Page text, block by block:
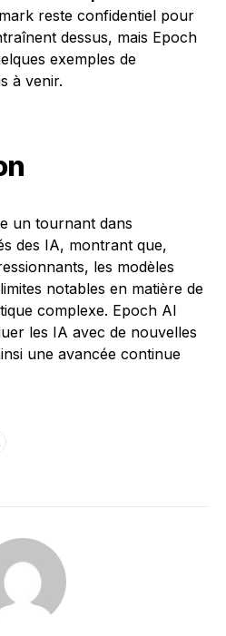
reste confidentiel pour
dessus, mais Epoch
exemples de
à venir.
un tournant dans
des IA, montrant que,
les modèles
notables en matière de
complexe. Epoch AI
les IA avec de nouvelles
une avancée continue